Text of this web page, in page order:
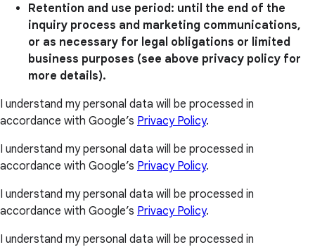
Retention and use period: until the end of the
inquiry process and marketing communications,
or as necessary for legal obligations or limited
business purposes (see above privacy policy for
more details).
I understand my personal data will be processed in
accordance with Google’s Privacy Policy.
I understand my personal data will be processed in
accordance with Google’s Privacy Policy.
I understand my personal data will be processed in
accordance with Google’s Privacy Policy.
I understand my personal data will be processed in